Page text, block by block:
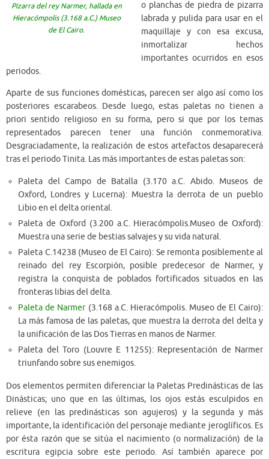
Pizarra del rey Narmer, hallada en
Hieracómpolis (3.168 a.C.) Museo
de El Cairo.
o planchas de piedra de pizarra
labrada y pulida para usar en el
maquillaje y con esa excusa,
inmortalizar hechos
importantes ocurridos en esos
periodos.
Aparte de sus funciones domésticas, parecen ser algo así como los
posteriores escarabeos. Desde luego, estas paletas no tienen a
priori sentido religioso en su forma, pero si que por los temas
representados parecen tener una función conmemorativa.
Desgraciadamente, la realización de estos artefactos desaparecerá
tras el periodo Tinita. Las más importantes de estas paletas son:
Paleta del Campo de Batalla (3.170 a.C. Abido. Museos de
Oxford, Londres y Lucerna): Muestra la derrota de un pueblo
Libio en el delta oriental.
Paleta de Oxford (3.200 a.C. Hieracómpolis.Museo de Oxford):
Muestra una serie de bestias salvajes y su vida natural.
Paleta C.14238 (Museo de El Cairo): Se remonta posiblemente al
reinado del rey Escorpión, posible predecesor de Narmer, y
registra la conquista de poblados fortificados situados en las
fronteras libias del delta.
Paleta de Narmer(3.168 a.C. Hieracómpolis. Museo de El Cairo):
La más famosa de las paletas, que muestra la derrota del delta y
la unificación de las Dos Tierras en manos de Narmer.
Paleta del Toro (Louvre E 11255): Representación de Narmer
triunfando sobre sus enemigos.
Dos elementos permiten diferenciar la Paletas Predinásticas de las
Dinásticas; uno que en las últimas, los ojos estás esculpidos en
relieve (en las predinásticas son agujeros) y la segunda y más
importante, la identificación del personaje mediante jeroglíficos. Es
por ésta razón que se sitúa el nacimiento (o normalización) de la
escritura egipcia sobre este periodo. Así también aparece por